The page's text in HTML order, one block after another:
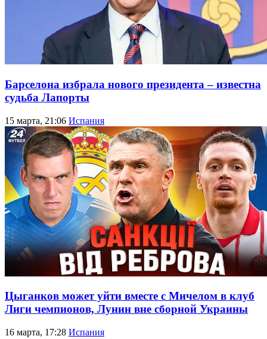
Барселона избрала нового президента – известна
судьба Лапорты
15 марта, 21:06 Испания
Цыганков может уйти вместе с Мичелом в клуб
Лиги чемпионов, Лунин вне сборной Украины
16 марта, 17:28 Испания